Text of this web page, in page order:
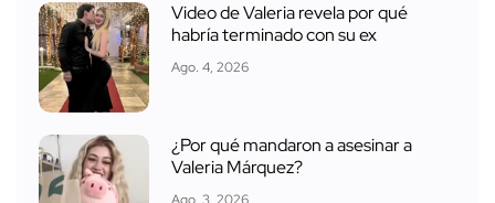
Video de Valeria revela por qué
habría terminado con su ex
Ago. 4, 2026
¿Por qué mandaron a asesinar a
Valeria Márquez?